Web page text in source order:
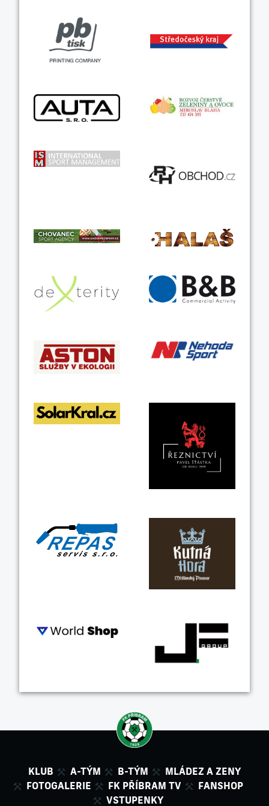
KLUB A-TÝM B-TÝM
MLÁDEZ A ZENY
FOTOGALERIE
FK PŘÍBRAM TV
FANSHOP
VSTUPENKY